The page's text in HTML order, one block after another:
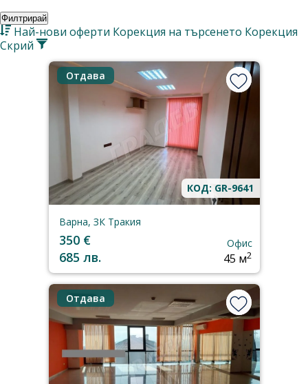
Филтрирай
Най-нови оферти Корекция на търсенето Корекция
Скрий
Отдава
КОД: GR-9641
Варна, ЗК Тракия
350 €
685 лв.
Офис
45 м2
Отдава